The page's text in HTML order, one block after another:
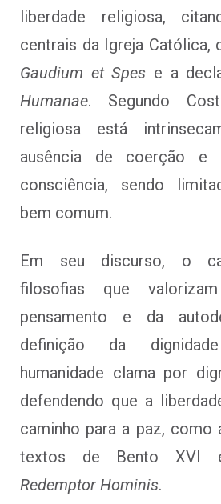
liberdade religiosa,
centrais da Igreja Católica,
Gaudium et Spes e a
Humanae. Segundo
religiosa está
ausência de coerção e
consciência, sendo
bem comum.
Em seu discurso, o
filosofias que
pensamento e da
definição da
humanidade clama por
defendendo que a
caminho para a paz, como
textos de Bento XVI
Redemptor Hominis.